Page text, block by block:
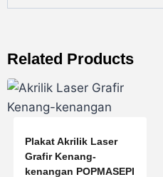
Related Products
Plakat Akrilik Laser
Grafir Kenang-
kenangan POPMASEPI